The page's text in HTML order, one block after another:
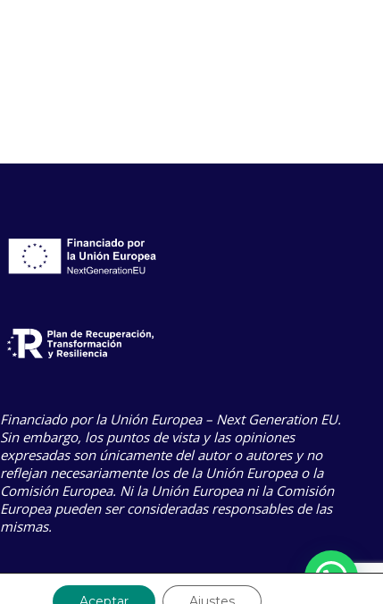
Financiado por la Unión Europea – Next Generation EU.
Sin embargo, los puntos de vista y las opiniones
expresadas son únicamente del autor o autores y no
reflejan necesariamente los de la Unión Europea o la
Comisión Europea. Ni la Unión Europea ni la Comisión
Europea pueden ser consideradas responsables de las
mismas.